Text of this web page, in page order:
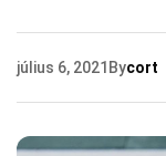
július 6, 2021 Bycort